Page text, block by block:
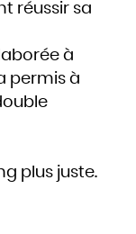
réussir sa
à
permis à
plus juste.